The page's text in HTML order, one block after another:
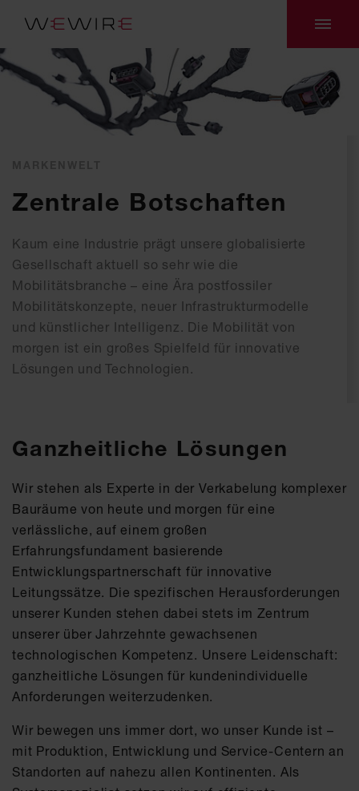
Zentrale Botschaften
Kaum eine Industrie prägt unsere globalisierte
Gesellschaft aktuell so sehr wie die
Mobilitätsbranche – eine Ära postfossiler
Mobilitätskonzepte, neuer Infrastrukturmodelle
und künstlicher Intelligenz. Die Mobilität von
morgen ist ein großes Spielfeld für innovative
Lösungen und Technologien.
Ganzheitliche Lösungen
Wir stehen als Experte in der Verkabelung komplexer
Bauräume von heute und morgen für eine
verlässliche, auf einem großen
Erfahrungsfundament basierende
Entwicklungspartnerschaft für innovative
Leitungssätze. Die spezifischen Herausforderungen
unserer Kunden stehen dabei stets im Zentrum
unserer über Jahrzehnte gewachsenen
technologischen Kompetenz. Unsere Leidenschaft:
ganzheitliche Lösungen für kundenindividuelle
Anforderungen weiterzudenken.
Wir bewegen uns immer dort, wo unser Kunde ist –
mit Produktion, Entwicklung und Service-Centern an
Standorten auf nahezu allen Kontinenten. Als